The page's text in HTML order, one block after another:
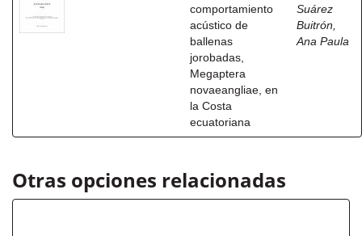
comportamiento
acústico de
ballenas
jorobadas,
Megaptera
novaeangliae, en
la Costa
ecuatoriana
Suárez
Buitrón,
Ana Paula
Otras opciones relacionadas